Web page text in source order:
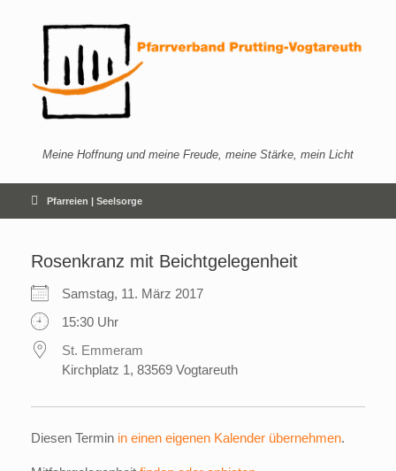
Meine Hoffnung und meine Freude, meine Stärke, mein Licht
Pfarreien | Seelsorge
Rosenkranz mit Beichtgelegenheit
Samstag, 11. März 2017
15:30 Uhr
St. Emmeram
Kirchplatz 1, 83569 Vogtareuth
Diesen Termin in einen eigenen Kalender übernehmen.